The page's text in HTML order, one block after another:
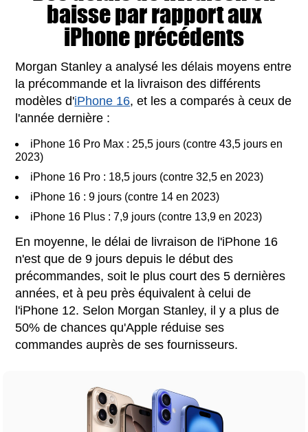
baisse par rapport aux
iPhone précédents
Morgan Stanley a analysé les délais moyens entre
la précommande et la livraison des différents
modèles d'iPhone 16, et les a comparés à ceux de
l'année dernière :
iPhone 16 Pro Max : 25,5 jours (contre 43,5 jours en
2023)
iPhone 16 Pro : 18,5 jours (contre 32,5 en 2023)
iPhone 16 : 9 jours (contre 14 en 2023)
iPhone 16 Plus : 7,9 jours (contre 13,9 en 2023)
En moyenne, le délai de livraison de l'iPhone 16
n'est que de 9 jours depuis le début des
précommandes, soit le plus court des 5 dernières
années, et à peu près équivalent à celui de
l'iPhone 12. Selon Morgan Stanley, il y a plus de
50% de chances qu'Apple réduise ses
commandes auprès de ses fournisseurs.